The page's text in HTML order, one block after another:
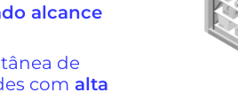
alcance
de
com alta